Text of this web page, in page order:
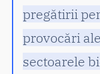
pregătirii
provocări
sectoarele